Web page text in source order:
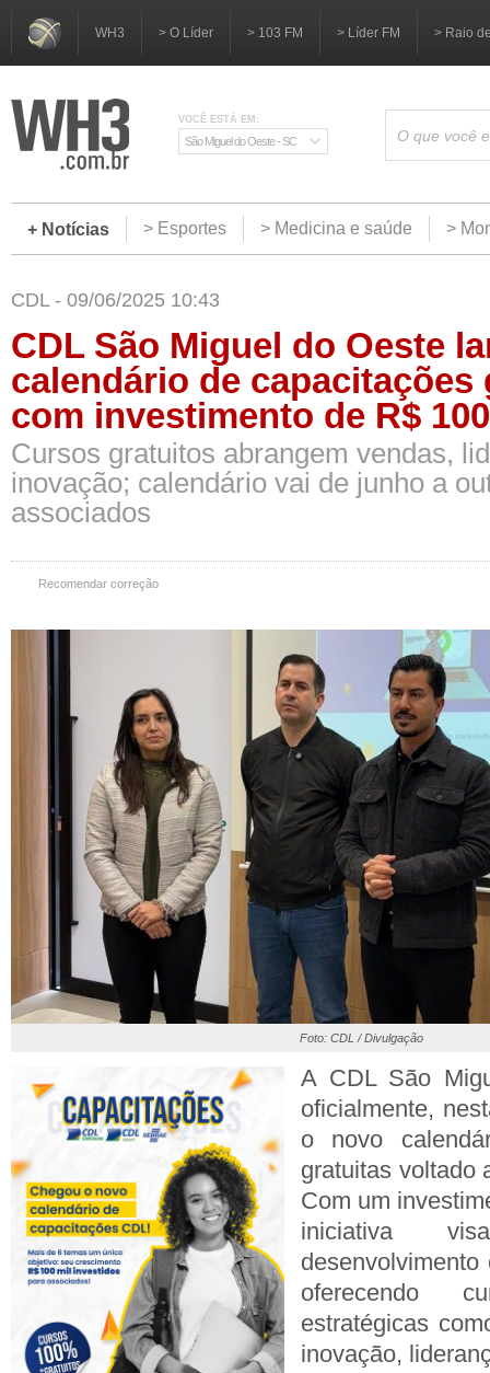
WH3 > O Líder > 103 FM > Líder FM > Raio
VOCÊ ESTÁ EM:
São Miguel do Oeste - SC
+ Notícias > Esportes > Medicina e saúde >
CDL - 09/06/2025 10:43
CDL São Miguel do Oeste
calendário de capacitações
com investimento de R$
Cursos gratuitos abrangem vendas,
inovação; calendário vai de junho a
associados
Recomendar correção
Foto: CDL / Divulgação
A CDL São
oficialmente,
o novo
gratuitas voltado
Com um
iniciativa
oferecendo
estratégicas
inovação,